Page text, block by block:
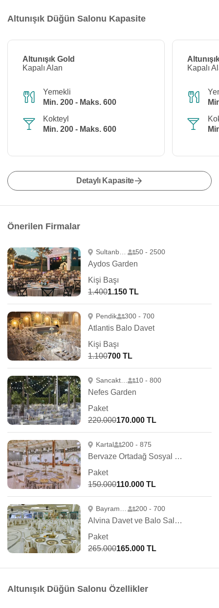
Altunışık Düğün Salonu Kapasite
Altunışık Gold
Kapalı Alan
Yemekli
Min. 200 - Maks. 600
Kokteyl
Min. 200 - Maks. 600
Kapalı
Detaylı Kapasite
Önerilen Firmalar
Sultanbeyli 50 - 2500
Aydos Garden
Kişi Başı
1.4001.150 TL
Pendik 300 - 700
Atlantis Balo Davet
Kişi Başı
1.100700 TL
Sancaktepe 10 - 800
Nefes Garden
Paket
220.000170.000 TL
Kartal 200 - 875
Bervaze Ortadağ Sosyal Tesisleri
Paket
150.000110.000 TL
200 - 700
Alvina Davet ve Balo Salonları
Paket
265.000165.000 TL
Altunışık Düğün Salonu Özellikler